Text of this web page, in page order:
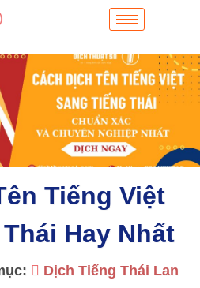
Tiếng Việt
Hay Nhất
Dịch Tiếng Thái Lan